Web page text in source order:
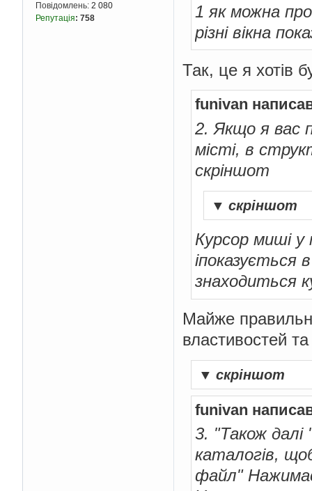
Повідомлень: 2 080
Репутація: 758
1 як можна
різні вікна
Так, це я хотів
funivan
2. Якщо я вас
місті, в
скріншот
▼ скріншот
Курсор миші у
іпоказується
знаходиться
Майже
властивостей та
▼ скріншот
funivan
3. "Також далі
каталогів,
файл"